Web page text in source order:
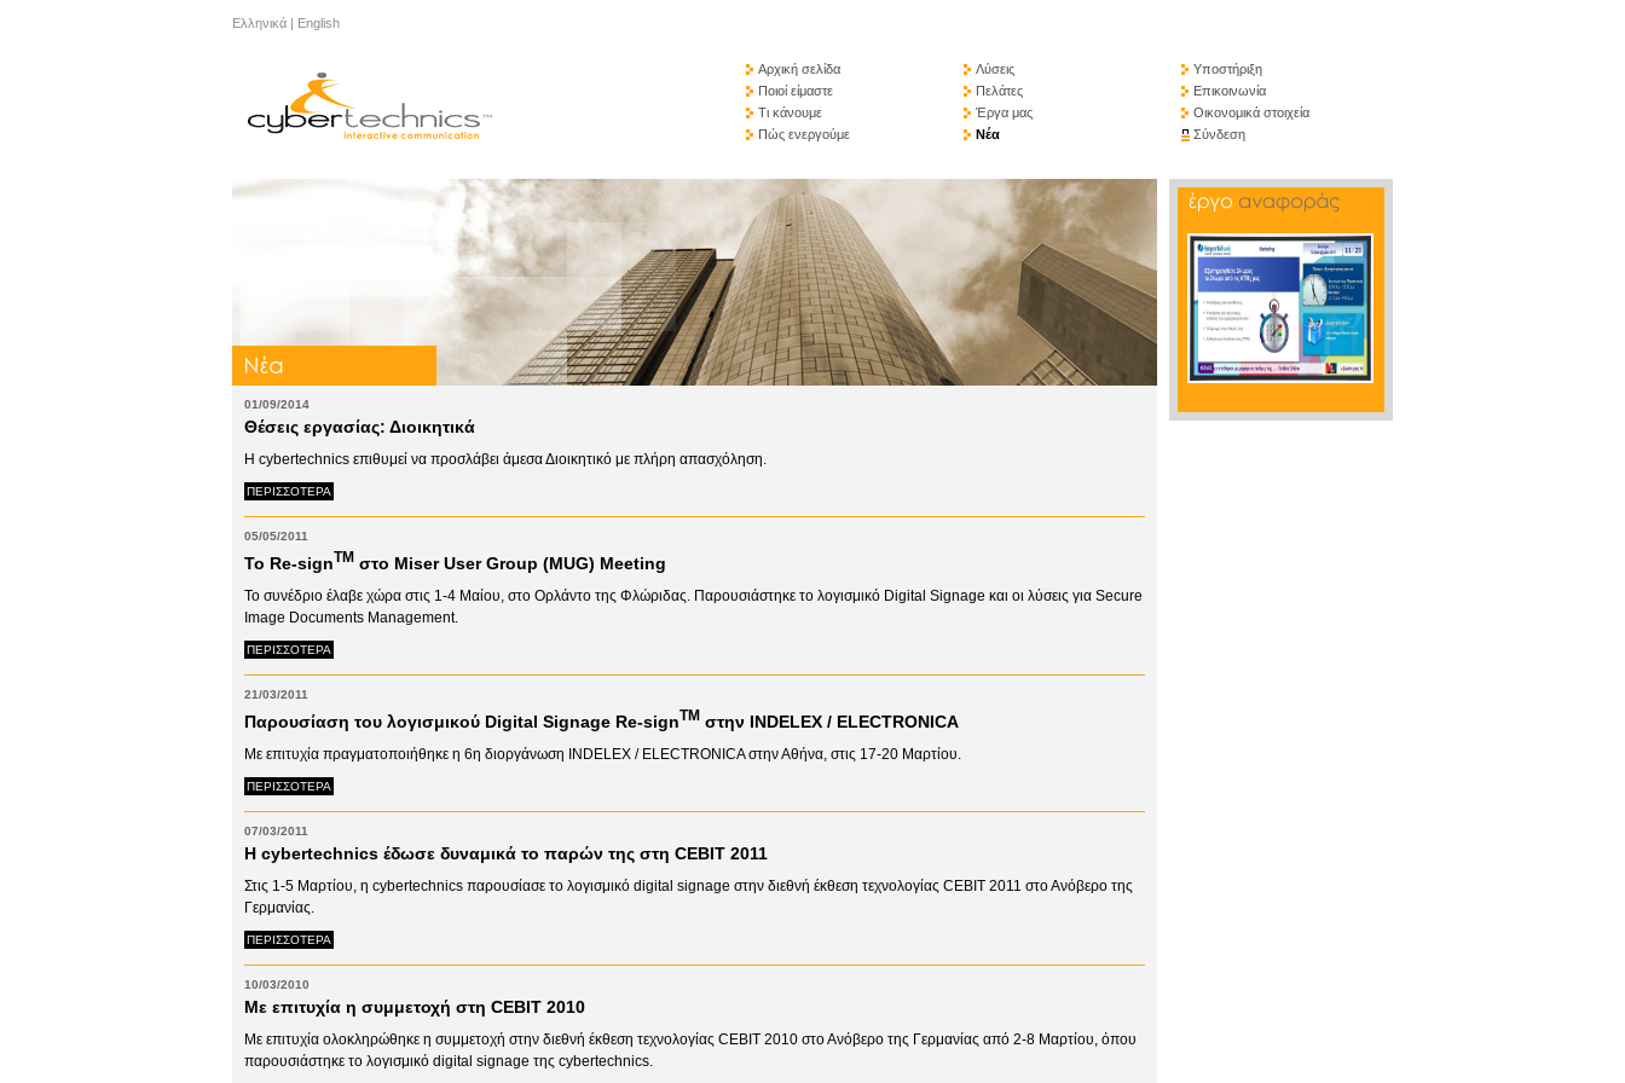
Ελληνικά | English
Αρχική σελίδα
Ποιοί είμαστε
Τι κάνουμε
Πώς ενεργούμε
Λύσεις
Πελάτες
Έργα μας
Νέα
Υποστήριξη
Επικοινωνία
Οικονομικά στοιχεία
Σύνδεση
01/09/2014
Θέσεις εργασίας: Διοικητικά
Η cybertechnics επιθυμεί να προσλάβει άμεσαΔιοικητικό με πλήρη απασχόληση.
ΠΕΡΙΣΣΟΤΕΡΑ
05/05/2011
Το Re-signTM στο Miser User Group (MUG) Meeting
Το συνέδριο έλαβε χώρα στις 1-4 Μαίου, στο Ορλάντο της Φλώριδας. Παρουσιάστηκε το λογισμικό Digital Signage και οι λύσεις για Secure
Image Documents Management.
ΠΕΡΙΣΣΟΤΕΡΑ
21/03/2011
Παρουσίαση του λογισμικού Digital Signage Re-signTM στην INDELEX / ELECTRONICA
Με επιτυχία πραγματοποιήθηκε η 6η διοργάνωση INDELEX / ELECTRONICA στην Αθήνα, στις 17-20 Μαρτίου.
ΠΕΡΙΣΣΟΤΕΡΑ
07/03/2011
H cybertechnics έδωσε δυναμικά το παρών της στη CEBIT 2011
Στις 1-5 Μαρτίου, η cybertechnics παρουσίασε το λογισμικό digital signage στην διεθνή έκθεση τεχνολογίας CEBIT 2011 στο Ανόβερο της
Γερμανίας.
ΠΕΡΙΣΣΟΤΕΡΑ
10/03/2010
Με επιτυχία η συμμετοχή στη CEBIT 2010
Με επιτυχία ολοκληρώθηκε η συμμετοχή στην διεθνή έκθεση τεχνολογίας CEBIT 2010 στο Ανόβερο της Γερμανίας από 2-8 Μαρτίου, όπου
παρουσιάστηκε το λογισμικό digital signage της cybertechnics.